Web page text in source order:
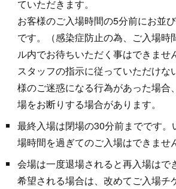
ていただきます。
お客様のご入場時間の5分前にお並
です。（感染症防止の為、ご入場時
ル内でお待ちいただく事はできませ
スタッフの指示に従っていただけな
様のご迷惑になる行為があった場合
場をお断りする場合があります。
最終入場は閉場の30分前までです。
場時間を過ぎてのご入場はできませ
会場は一度退場されると再入場はで
希望される場合は、改めてご入場チ